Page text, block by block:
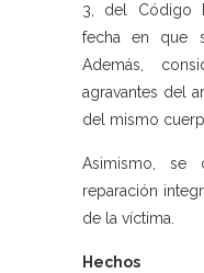
3, del Código
fecha en que
Además,
agravantes del
del mismo
Asimismo,
reparación
de la víctima.
Hechos